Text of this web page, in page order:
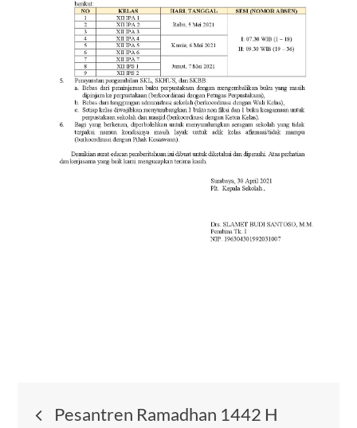
Post
Pesantren Ramadhan 1442 H